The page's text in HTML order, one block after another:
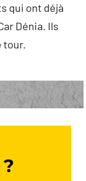
qui ont déjà
Dénia. Ils
tour.